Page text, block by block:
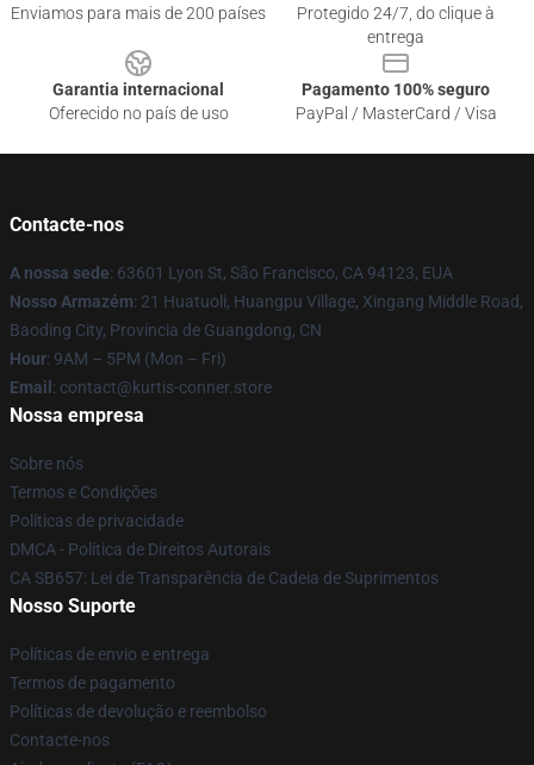
Enviamos para mais de 200 países
Protegido 24/7, do clique à
entrega
Garantia internacional
Oferecido no país de uso
Pagamento 100% seguro
PayPal / MasterCard / Visa
Contacte-nos
A nossa sede: 63601 Lyon St, São Francisco, CA 94123, EUA
Nosso Armazém: 21 Huatuoli, Huangpu Village, Xingang Middle Road,
Baoding City, Província de Guangdong, CN
Hour: 9AM – 5PM (Mon – Fri)
Email : contact@kurtis-conner.store
Nossa empresa
Sobre nós
Termos e Condições
Políticas de privacidade
DMCA - Política de Direitos Autorais
CA SB657: Lei de Transparência de Cadeia de Suprimentos
Nosso Suporte
Políticas de envio e entrega
Termos de pagamento
Políticas de devolução e reembolso
Contacte-nos